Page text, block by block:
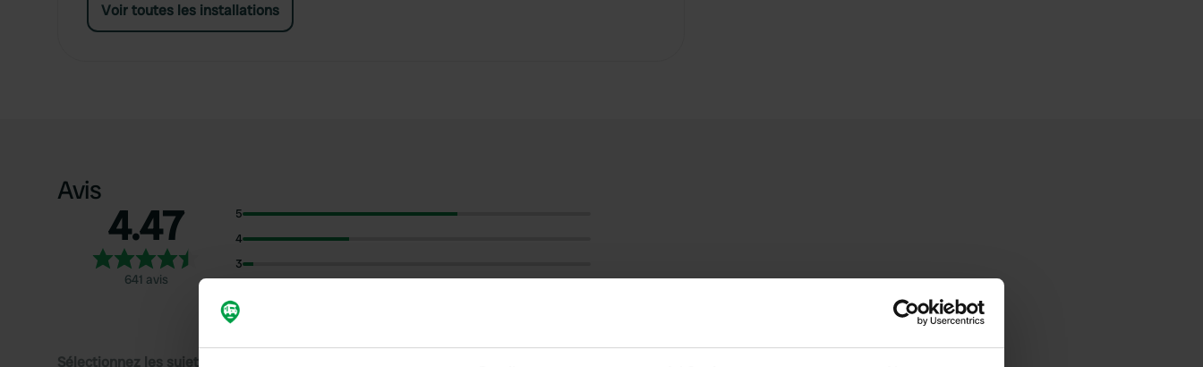
Voir toutes les installations
Avis
4.47
641 avis
5
4
3
1
Sélectionnez les sujets pour lire les critiques :